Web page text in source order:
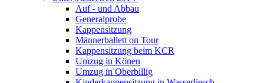
Auf - und Abbau
Generalprobe
Kappensitzung
Männerballett on Tour
Kappensitzung beim KCR
Umzug in Könen
Umzug in Oberbillig